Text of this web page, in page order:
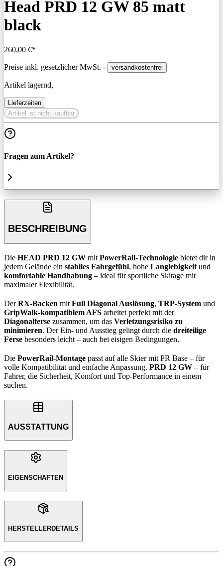
Head PRD 12 GW 85 matt
black
260,00 €*
Preise inkl. gesetzlicher MwSt. - versandkostenfrei
Artikel lagernd,
Lieferzeiten
Artikel ist nicht kaufbar
Fragen zum Artikel?
BESCHREIBUNG
Die HEAD PRD 12 GW mit PowerRail-Technologie bietet dir in
jedem Gelände ein stabiles Fahrgefühl, hohe Langlebigkeit und
komfortable Handhabung – ideal für sportliche Skitage mit
maximaler Flexibilität.
DerRX-Backen mit Full Diagonal Auslösung, TRP-System und
GripWalk-kompatiblem AFS arbeitet perfekt mit der
Diagonalferse zusammen, um das Verletzungsrisiko zu
minimieren. Der Ein- und Ausstieg gelingt durch die dreiteilige
Ferse besonders leicht – auch bei eisigen Bedingungen.
Die PowerRail-Montage passt auf alle Skier mit PR Base – für
volle Kompatibilität und einfache Anpassung. PRD 12 GW – für
Fahrer, die Sicherheit, Komfort und Top-Performance in einem
suchen.
AUSSTATTUNG
EIGENSCHAFTEN
HERSTELLERDETAILS